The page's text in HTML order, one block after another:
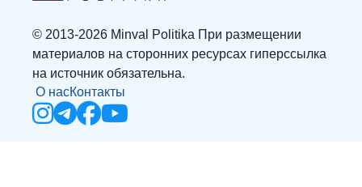
© 2013-2026 Minval Politika При размещении
материалов на сторонних ресурсах гиперссылка
на источник обязательна.
О насКонтакты